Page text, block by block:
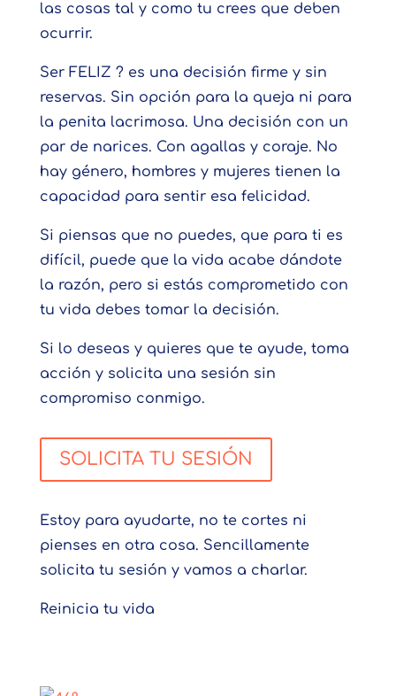
las cosas tal y como tu crees que deben
ocurrir.
Ser FELIZ ? es una decisión firme y sin
reservas. Sin opción para la queja ni para
la penita lacrimosa. Una decisión con un
par de narices. Con agallas y coraje. No
hay género, hombres y mujeres tienen la
capacidad para sentir esa felicidad.
Si piensas que no puedes, que para ti es
difícil, puede que la vida acabe dándote
la razón, pero si estás comprometido con
tu vida debes tomar la decisión.
Si lo deseas y quieres que te ayude, toma
acción y solicita una sesión sin
compromiso conmigo.
SOLICITA TU SESIÓN
Estoy para ayudarte, no te cortes ni
pienses en otra cosa. Sencillamente
solicita tu sesión y vamos a charlar.
Reinicia tu vida